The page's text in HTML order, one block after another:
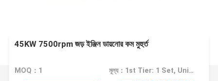
45KW 7500rpm জড় ইঞ্জিন ডায়নোর কম মুহুর্ত
MOQ：1 মূল্য：1st Tier: 1 Set, Unit Price USD 3.00 2nd Tier: 2-5 Sets, Unit Price USD 2.00 3rd Tier: Over 5 Sets, Unit Price USD 1.00